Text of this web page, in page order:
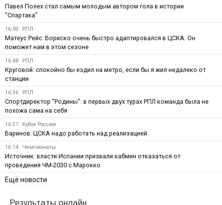
Павел Полех стал самым молодым автором гола в истории
"Спартака"
16:59 РПЛ
Матеус Рейс: Бориско очень быстро адаптировался в ЦСКА. Он
поможет нам в этом сезоне
16:48 РПЛ
Круговой: спокойно бы ездил на метро, если бы я жил недалеко от
станции
16:36 РПЛ
Спортдиректор "Родины": в первых двух турах РПЛ команда была не
похожа сама на себя
16:27 Кубок России
Баринов: ЦСКА надо работать над реализацией
16:14 Чемпионаты
Источник: власти Испании призвали кабмин отказаться от
проведения ЧМ-2030 с Марокко
Ещё новости
Результаты онлайн